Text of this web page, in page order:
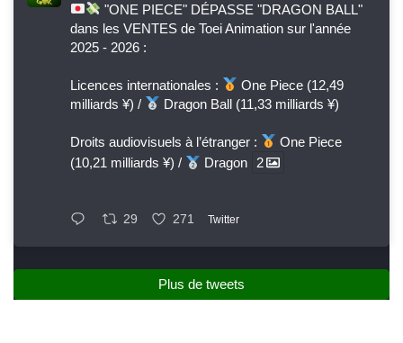
"ONE PIECE" DÉPASSE "DRAGON BALL"
dans les VENTES de Toei Animation sur l'année
2025 - 2026 :
Licences internationales :
One Piece (12,49
milliards ¥) /
Dragon Ball (11,33 milliards ¥)
Droits audiovisuels à l’étranger :
One Piece
(10,21 milliards ¥) /
Dragon 2
29 271 Twitter
Plus de tweets